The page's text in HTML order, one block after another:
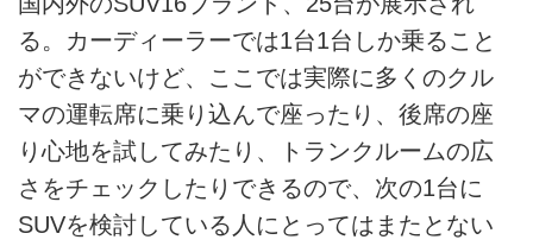
る。カーディーラーでは1台1台しか乗ること
ができないけど、ここでは実際に多くのクル
マの運転席に乗り込んで座ったり、後席の座
り心地を試してみたり、トランクルームの広
さをチェックしたりできるので、次の1台に
SUVを検討している人にとってはまたとない